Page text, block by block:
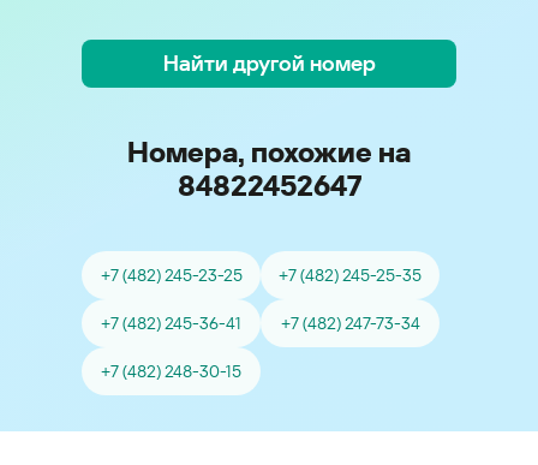
Найти другой номер
Номера, похожие на
84822452647
+7 (482) 245-23-25 +7 (482) 245-25-35
+7 (482) 245-36-41 +7 (482) 247-73-34
+7 (482) 248-30-15